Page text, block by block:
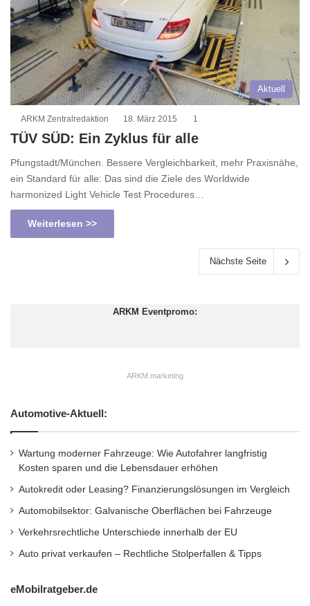
Aktuell
ARKM Zentralredaktion 18. März 2015 1
TÜV SÜD: Ein Zyklus für alle
Pfungstadt/München. Bessere Vergleichbarkeit, mehr Praxisnähe,
ein Standard für alle: Das sind die Ziele des Worldwide
harmonized Light Vehicle Test Procedures…
Weiterlesen >>
Nächste Seite
ARKM Eventpromo:
ARKM.marketing
Automotive-Aktuell:
Wartung moderner Fahrzeuge: Wie Autofahrer langfristig
Kosten sparen und die Lebensdauer erhöhen
Autokredit oder Leasing? Finanzierungslösungen im Vergleich
Automobilsektor: Galvanische Oberflächen bei Fahrzeuge
Verkehrsrechtliche Unterschiede innerhalb der EU
Auto privat verkaufen – Rechtliche Stolperfallen & Tipps
eMobilratgeber.de